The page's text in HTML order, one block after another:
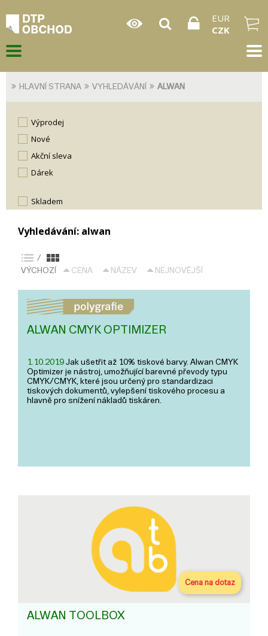
EUR
CZK
HLAVNÍ STRANA VYHLEDÁVÁNÍ ALWAN
Výprodej
Nové
Akční sleva
Dárek
skladem
Vyhledávání: alwan
/
VÝCHOZÍ
CENA NÁZEV NEJNOVĚJŠÍ
ALWAN CMYK OPTIMIZER
1.10.2019 Jak ušetřit až 10% tiskové barvy. Alwan CMYK
Optimizer je nástroj, umožňující barevné převody typu
CMYK/CMYK, které jsou určený pro standardizaci
tiskových dokumentů, vylepšení tiskového procesu a
hlavně pro snížení nákladů tiskáren.
Cena na dotaz
ALWAN TOOLBOX